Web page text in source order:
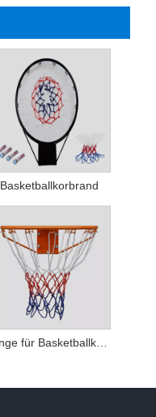
Basketballkorbrand
Ringe für Basketballkörbe